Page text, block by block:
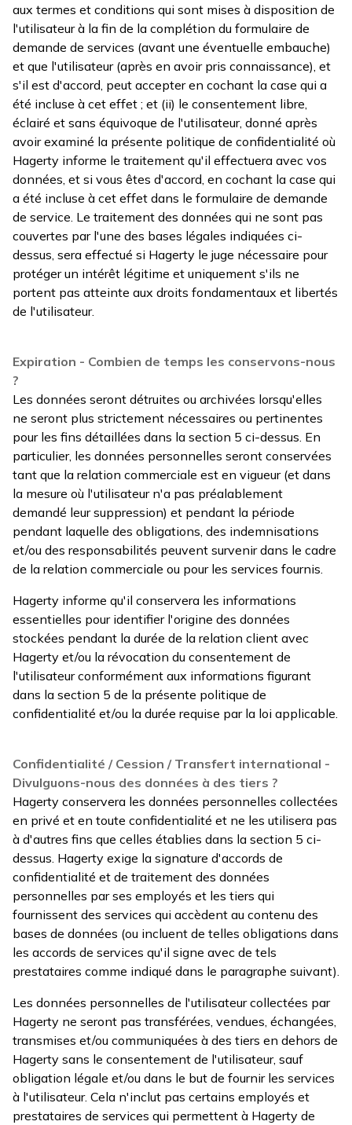
aux termes et conditions qui sont mises à disposition de
l'utilisateur à la fin de la complétion du formulaire de
demande de services (avant une éventuelle embauche)
et que l'utilisateur (après en avoir pris connaissance), et
s'il est d'accord, peut accepter en cochant la case qui a
été incluse à cet effet ; et (ii) le consentement libre,
éclairé et sans équivoque de l'utilisateur, donné après
avoir examiné la présente politique de confidentialité où
Hagerty informe le traitement qu'il effectuera avec vos
données, et si vous êtes d'accord, en cochant la case qui
a été incluse à cet effet dans le formulaire de demande
de service. Le traitement des données qui ne sont pas
couvertes par l'une des bases légales indiquées ci-
dessus, sera effectué si Hagerty le juge nécessaire pour
protéger un intérêt légitime et uniquement s'ils ne
portent pas atteinte aux droits fondamentaux et libertés
de l'utilisateur.
Expiration - Combien de temps les conservons-nous
?
Les données seront détruites ou archivées lorsqu'elles
ne seront plus strictement nécessaires ou pertinentes
pour les fins détaillées dans la section 5 ci-dessus. En
particulier, les données personnelles seront conservées
tant que la relation commerciale est en vigueur (et dans
la mesure où l'utilisateur n'a pas préalablement
demandé leur suppression) et pendant la période
pendant laquelle des obligations, des indemnisations
et/ou des responsabilités peuvent survenir dans le cadre
de la relation commerciale ou pour les services fournis.
Hagerty informe qu'il conservera les informations
essentielles pour identifier l'origine des données
stockées pendant la durée de la relation client avec
Hagerty et/ou la révocation du consentement de
l'utilisateur conformément aux informations figurant
dans la section 5 de la présente politique de
confidentialité et/ou la durée requise par la loi applicable.
Confidentialité / Cession / Transfert international -
Divulguons-nous des données à des tiers ?
Hagerty conservera les données personnelles collectées
en privé et en toute confidentialité et ne les utilisera pas
à d'autres fins que celles établies dans la section 5 ci-
dessus. Hagerty exige la signature d'accords de
confidentialité et de traitement des données
personnelles par ses employés et les tiers qui
fournissent des services qui accèdent au contenu des
bases de données (ou incluent de telles obligations dans
les accords de services qu'il signe avec de tels
prestataires comme indiqué dans le paragraphe suivant).
Les données personnelles de l'utilisateur collectées par
Hagerty ne seront pas transférées, vendues, échangées,
transmises et/ou communiquées à des tiers en dehors de
Hagerty sans le consentement de l'utilisateur, sauf
obligation légale et/ou dans le but de fournir les services
à l'utilisateur. Cela n'inclut pas certains employés et
prestataires de services qui permettent à Hagerty de